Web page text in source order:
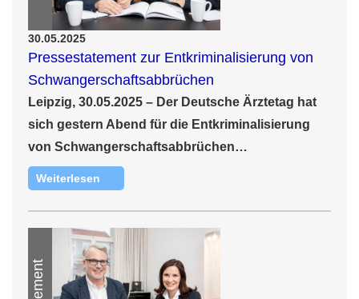
30.05.2025
Pressestatement zur Entkriminalisierung von
Schwangerschaftsabbrüchen
Leipzig, 30.05.2025 – Der Deutsche Ärztetag hat
sich gestern Abend für die Entkriminalisierung
von Schwangerschaftsabbrüchen…
Weiterlesen